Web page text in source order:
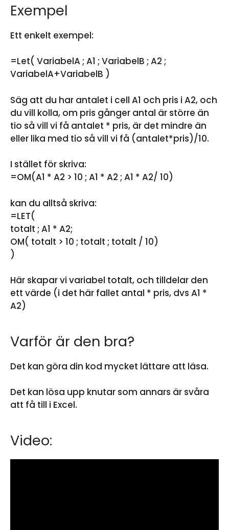
Exempel
Ett enkelt exempel:
=Let( VariabelA ; A1 ; VariabelB ; A2 ;
VariabelA+VariabelB )
Säg att du har antalet i cell A1 och pris i A2, och
du vill kolla, om pris gånger antal är större än
tio så vill vi få antalet * pris, är det mindre än
eller lika med tio så vill vi få (antalet*pris)/10.
I stället för skriva:
=OM(A1 * A2 > 10 ; A1 * A2 ; A1 * A2/ 10)
kan du alltså skriva:
=LET(
totalt ; A1 * A2;
OM( totalt > 10 ; totalt ; totalt / 10)
)
Här skapar vi variabel totalt, och tilldelar den
ett värde (i det här fallet antal * pris, dvs A1 *
A2)
Varför är den bra?
Det kan göra din kod mycket lättare att läsa.
Det kan lösa upp knutar som annars är svåra
att få till i Excel.
Video: